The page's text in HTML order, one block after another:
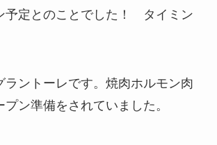
予定とのことでした！ タイミン
ラントーレです。焼肉ホルモン肉
ン準備をされていました。